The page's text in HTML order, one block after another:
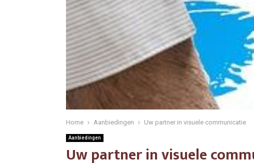
Home Aanbiedingen Uw partner in visuele communicatie
Aanbiedingen
Uw partner in visuele